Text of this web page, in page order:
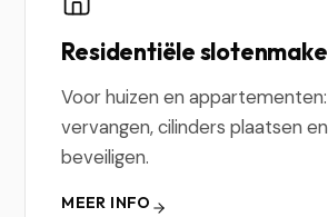
Residentiële
Voor huizen en
vervangen, cilinders plaatsen
beveiligen.
MEER INFO